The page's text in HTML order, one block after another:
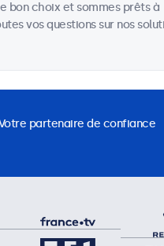
bon choix et sommes prêts à
vos questions sur nos
partenaire de confiance